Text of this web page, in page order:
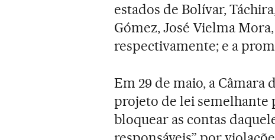
estados de Bolívar,
Gómez, José Vielma
respectivamente; e a
Em 29 de maio, a Câmara
projeto de lei semelhante
bloquear as contas